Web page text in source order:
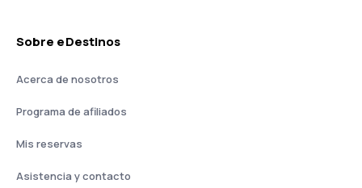
Sobre eDestinos
Acerca de nosotros
Programa de afiliados
Mis reservas
Asistencia y contacto